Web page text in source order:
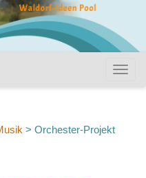
> Orchester-Projekt